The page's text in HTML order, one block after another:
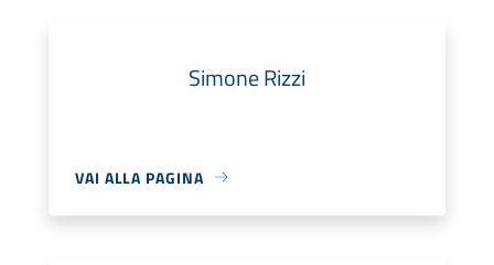
Simone Rizzi
VAI ALLA PAGINA